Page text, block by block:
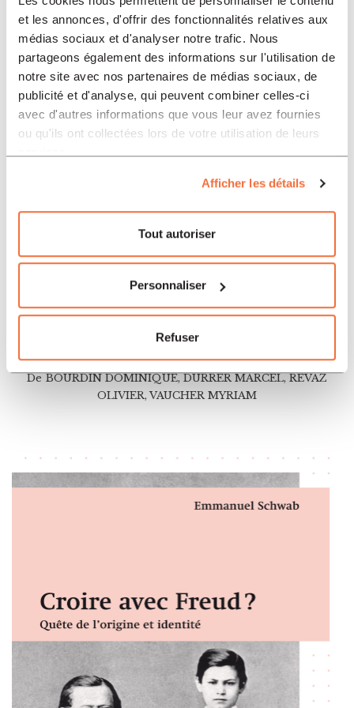
et les annonces, d'offrir des fonctionnalités relatives aux
médias sociaux et d'analyser notre trafic. Nous
partageons également des informations sur l'utilisation de
notre site avec nos partenaires de médias sociaux, de
publicité et d'analyse, qui peuvent combiner celles-ci
avec d'autres informations que vous leur avez fournies
ou qu'ils ont collectées lors de votre utilisation de leurs
Afficher les détails
Tout autoriser
Personnaliser
Refuser
De BOURDIN DOMINIQUE, DURRER MARCEL, REVAZ
OLIVIER,VAUCHER MYRIAM